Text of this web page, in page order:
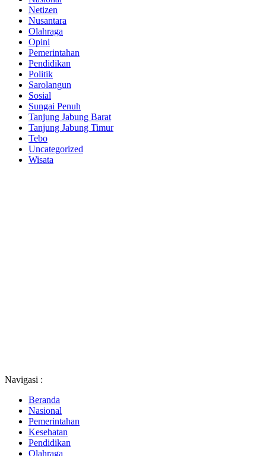
Netizen
Nusantara
Olahraga
Opini
Pemerintahan
Pendidikan
Politik
Sarolangun
Sosial
Sungai Penuh
Tanjung Jabung Barat
Tanjung Jabung Timur
Tebo
Uncategorized
Wisata
Navigasi :
Beranda
Nasional
Pemerintahan
Kesehatan
Pendidikan
Olahraga